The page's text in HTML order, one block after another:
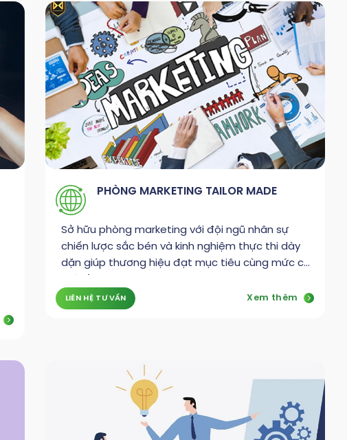
PHÒNG MARKETING TAILOR MADE
Sở hữu phòng marketing với đội ngũ nhân sự
chiến lược sắc bén và kinh nghiệm thực thi dày
dặn giúp thương hiệu đạt mục tiêu cùng mức chi
LIÊN HỆ TƯ VẤN Xem thêm